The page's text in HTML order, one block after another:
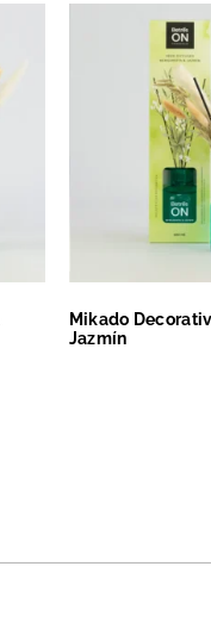
Mikado
Jazmín